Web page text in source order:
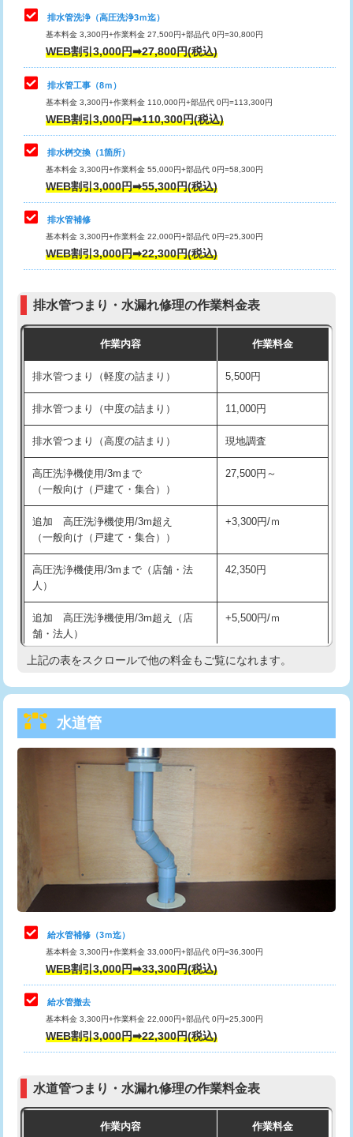
排水管工事（追加 排水管工事/3ｍ超
え）
マス交換（土の掘削・埋め戻し作業）
マス交換（深さ50㎝未満）
マス交換（深さ50㎝以上）
コンクリート斫り（厚さ10㎝まで）
コンクリート斫り（厚さ10㎝超え）
モルタル補修（厚さ10㎝まで）
モルタル補修（厚さ10㎝超え）
追加人工 16,500円
現場見積
※給水管工事は20mmまでの価格です。
理・調整・分解・加工など（中作業）
止水・漏水調査・防水処理・清掃・修
理・調整・分解・加工など（重作業）
33,000円
その他部品の脱着
交換・取付（タンク）
交換・取付(単水栓（壁付・デッキ
式）)
交換・取付(混合水栓（壁付・デッキ
式・ワンホール）)
16,500円+材料費
交換・取付(排水栓・排水トラップ
交換・取付（その他部品） 11,000円+材料費
持込商品取付（単水栓） 13,200円
持込商品取付（混合水栓） 16,500円
持込商品取付（浄水器・分岐水栓） 16,500円
給水管工事※（ホール加工) 16,500円
給水管工事※（バンド止め) 3,300円
給水管工事※（支持金具設置)
給水管工事※（保温材使用（バンド止
め込み）)
5,500円
給水管工事※（土の掘削・埋め戻し作
業)
11,000円
給水管工事※（塩ビ管（VP・HI）使
用/3ｍまで)
33,000円
給水管工事※（塩ビ管（VP・HI）使
+8,800円
給水管工事※（ライニング鋼管・銅
管・ポリ管・HT管使用/3ｍまで)
給水管工事※（ライニング鋼管・銅
管・ポリ管・HT管使用/3ｍ超え)
排水管工事（土の掘削・埋め戻し作
11,000円~
排水管工事（排水管工事/3ｍまで） 55,000円
排水管工事（追加 排水管工事/3ｍ超
マス交換（土の掘削・埋め戻し作業）
マス交換（深さ50㎝未満）
マス交換（深さ50㎝以上）
コンクリート斫り（厚さ10㎝まで）
排水管洗浄（高圧洗浄3ｍ迄）
基本料金 3,300円+作業料金 27,500円+部品代 0円=30,800円
WEB割引3,000円➡27,800円(税込)
排水管工事（8ｍ）
基本料金 3,300円+作業料金 110,000円+部品代 0円=113,300円
WEB割引3,000円➡110,300円(税込)
排水桝交換（1箇所）
基本料金 3,300円+作業料金 55,000円+部品代 0円=58,300円
WEB割引3,000円➡55,300円(税込)
排水管補修
基本料金 3,300円+作業料金 22,000円+部品代 0円=25,300円
WEB割引3,000円➡22,300円(税込)
排水管つまり・水漏れ修理の作業料金表
作業内容 作業料金
排水管つまり（軽度の詰まり） 5,500円
排水管つまり（中度の詰まり） 11,000円
排水管つまり（高度の詰まり） 現地調査
高圧洗浄機使用/3mまで
（一般向け（戸建て・集合））
27,500円～
追加 高圧洗浄機使用/3m超え
（一般向け（戸建て・集合））
+3,300円/ｍ
高圧洗浄機使用/3mまで（店舗・法
人）
42,350円
追加 高圧洗浄機使用/3m超え（店
舗・法人）
+5,500円/ｍ
高度高圧洗浄換 現地調査
トーラー機使用/3mまで
追加トーラー機使用/3m超え
33,000円
8,800円
止水・漏水調査・防水処理・清掃・修
理・調整・分解・加工など（軽作業）
11,000円
止水・漏水調査・防水処理・清掃・修
理・調整・分解・加工など（中作業）
止水・漏水調査・防水処理・清掃・修
理・調整・分解・加工など（重作業）
33,000円
その他部品の脱着
交換・取付（タンク）
式）)
式・ワンホール）)
上記の表をスクロールで他の料金もご覧になれます。
水道管
給水管補修（3ｍ迄）
基本料金 3,300円+作業料金 33,000円+部品代 0円=36,300円
WEB割引3,000円➡33,300円(税込)
給水管撤去
基本料金 3,300円+作業料金 22,000円+部品代 0円=25,300円
WEB割引3,000円➡22,300円(税込)
水道管つまり・水漏れ修理の作業料金表
作業内容 作業料金